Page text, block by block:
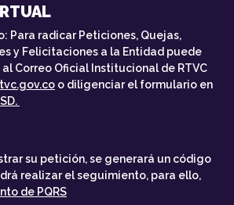
Para radicar Peticiones, Quejas,
y Felicitaciones a la Entidad puede
Correo Oficial Institucional de RTVC
o diligenciar el formulario en
su petición, se generará un código
realizar el seguimiento, para ello,
de PQRS